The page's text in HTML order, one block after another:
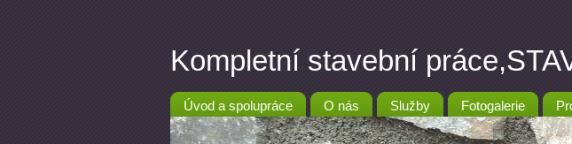
Kompletní stavební
Úvod a spolupráce O nás Služby Fotogalerie